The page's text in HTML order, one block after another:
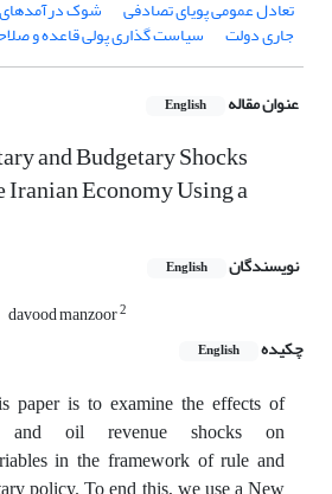
تعادل عمومی پویای تصادفی
شوک
جاری دولت سیاست گذاری پولی قاعده و
عنوان مقاله English
and Budgetary Shocks
Economy Using a
نویسندگان English
davood manzoor2
چکیده English
paper is to examine the effects of
and oil revenue shocks on
in the framework of rule and
policy. To end this, we use a New